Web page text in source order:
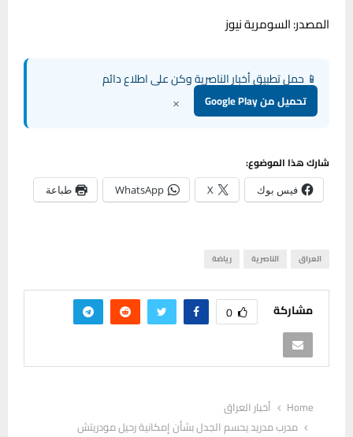
المصدر: السومرية نيوز
📱 حمل تطبيق أخبار الناصرية وكن على اطلاع دائم
تحميل من Google Play ×
شارك هذا الموضوع:
فيس بوك X
WhatsApp طباعة
العراق الناصرية رياضة
مشاركة 0
Home
أخبار العراق
مدرب مدريد يحسم الجدل بشأن إمكانية رحيل مودريتش